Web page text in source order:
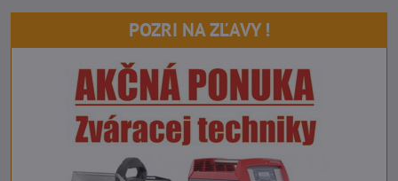
POZRI NA ZĽAVY !